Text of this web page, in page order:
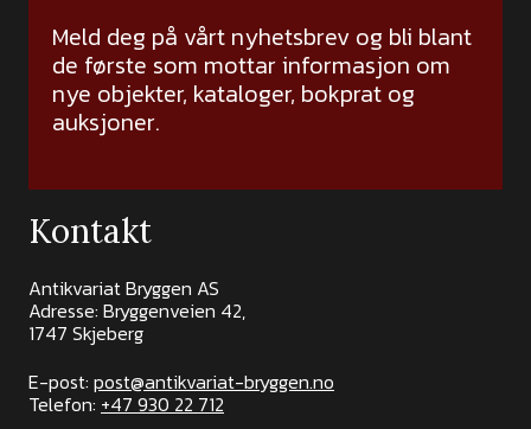
Meld deg på vårt nyhetsbrev og bli blant
de første som mottar informasjon om
nye objekter, kataloger, bokprat og
auksjoner.
Kontakt
Antikvariat Bryggen AS
Adresse: Bryggenveien 42,
1747 Skjeberg
E-post: post@antikvariat-bryggen.no
Telefon: +47 930 22 712